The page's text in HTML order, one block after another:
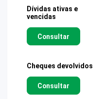
Dívidas ativas e
vencidas
Consultar
Cheques devolvidos
Consultar